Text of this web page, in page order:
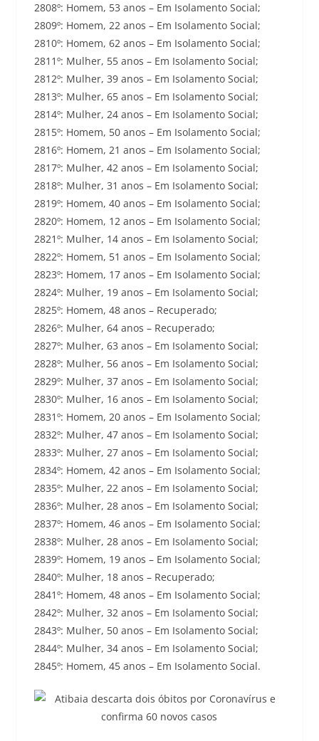
2808º: Homem, 53 anos – Em Isolamento Social;
2809º: Homem, 22 anos – Em Isolamento Social;
2810º: Homem, 62 anos – Em Isolamento Social;
2811º: Mulher, 55 anos – Em Isolamento Social;
2812º: Mulher, 39 anos – Em Isolamento Social;
2813º: Mulher, 65 anos – Em Isolamento Social;
2814º: Mulher, 24 anos – Em Isolamento Social;
2815º: Homem, 50 anos – Em Isolamento Social;
2816º: Homem, 21 anos – Em Isolamento Social;
2817º: Mulher, 42 anos – Em Isolamento Social;
2818º: Mulher, 31 anos – Em Isolamento Social;
2819º: Homem, 40 anos – Em Isolamento Social;
2820º: Homem, 12 anos – Em Isolamento Social;
2821º: Mulher, 14 anos – Em Isolamento Social;
2822º: Homem, 51 anos – Em Isolamento Social;
2823º: Homem, 17 anos – Em Isolamento Social;
2824º: Mulher, 19 anos – Em Isolamento Social;
2825º: Homem, 48 anos – Recuperado;
2826º: Mulher, 64 anos – Recuperado;
2827º: Mulher, 63 anos – Em Isolamento Social;
2828º: Mulher, 56 anos – Em Isolamento Social;
2829º: Mulher, 37 anos – Em Isolamento Social;
2830º: Mulher, 16 anos – Em Isolamento Social;
2831º: Homem, 20 anos – Em Isolamento Social;
2832º: Mulher, 47 anos – Em Isolamento Social;
2833º: Mulher, 27 anos – Em Isolamento Social;
2834º: Homem, 42 anos – Em Isolamento Social;
2835º: Mulher, 22 anos – Em Isolamento Social;
2836º: Mulher, 28 anos – Em Isolamento Social;
2837º: Homem, 46 anos – Em Isolamento Social;
2838º: Mulher, 28 anos – Em Isolamento Social;
2839º: Homem, 19 anos – Em Isolamento Social;
2840º: Mulher, 18 anos – Recuperado;
2841º: Homem, 48 anos – Em Isolamento Social;
2842º: Mulher, 32 anos – Em Isolamento Social;
2843º: Mulher, 50 anos – Em Isolamento Social;
2844º: Mulher, 34 anos – Em Isolamento Social;
2845º: Homem, 45 anos – Em Isolamento Social.